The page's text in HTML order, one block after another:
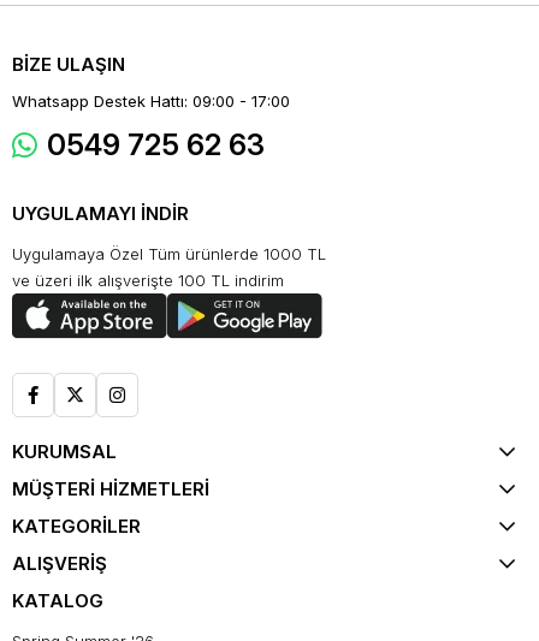
BİZE ULAŞIN
Whatsapp Destek Hattı: 09:00 - 17:00
0549 725 62 63
UYGULAMAYI İNDİR
Uygulamaya Özel Tüm ürünlerde 1000 TL
ve üzeri ilk alışverişte 100 TL indirim
KURUMSAL
MÜŞTERİ HİZMETLERİ
KATEGORİLER
ALIŞVERİŞ
KATALOG